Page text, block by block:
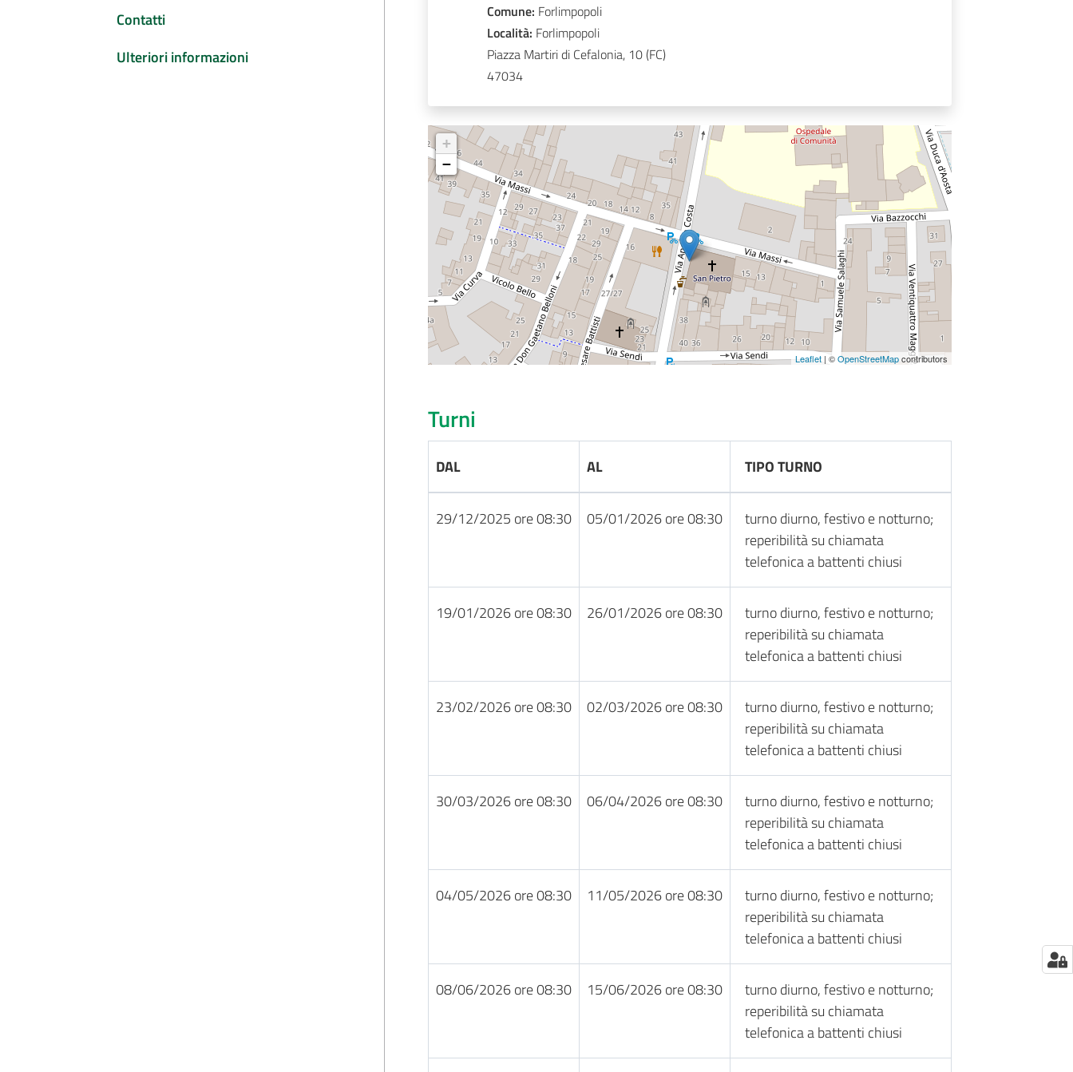
Contatti
Ulteriori informazioni
Comune: Forlimpopoli
Località: Forlimpopoli
Piazza Martiri di Cefalonia, 10
(FC)
47034
+
−
Leaflet| ©OpenStreetMapcontributors
Turni
DAL AL TIPO TURNO
29/12/2025 ore 08:30 05/01/2026 ore 08:30
turno diurno, festivo e notturno;
reperibilità su chiamata
telefonica a battenti chiusi
19/01/2026 ore 08:30 26/01/2026 ore 08:30
turno diurno, festivo e notturno;
reperibilità su chiamata
telefonica a battenti chiusi
23/02/2026 ore 08:30 02/03/2026 ore 08:30
turno diurno, festivo e notturno;
reperibilità su chiamata
telefonica a battenti chiusi
30/03/2026 ore 08:30 06/04/2026 ore 08:30
turno diurno, festivo e notturno;
reperibilità su chiamata
telefonica a battenti chiusi
04/05/2026 ore 08:30 11/05/2026 ore 08:30
turno diurno, festivo e notturno;
reperibilità su chiamata
telefonica a battenti chiusi
08/06/2026 ore 08:30 15/06/2026 ore 08:30
turno diurno, festivo e notturno;
reperibilità su chiamata
telefonica a battenti chiusi